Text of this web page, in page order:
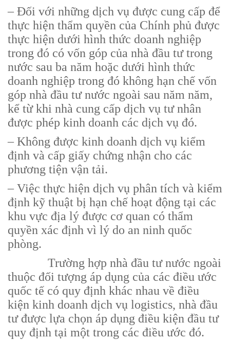
– Đối với những dịch vụ được cung cấp để
thực hiện thẩm quyền của Chính phủ được
thực hiện dưới hình thức doanh nghiệp
trong đó có vốn góp của nhà đầu tư trong
nước sau ba năm hoặc dưới hình thức
doanh nghiệp trong đó không hạn chế vốn
góp nhà đầu tư nước ngoài sau năm năm,
kể từ khi nhà cung cấp dịch vụ tư nhân
được phép kinh doanh các dịch vụ đó.
– Không được kinh doanh dịch vụ kiểm
định và cấp giấy chứng nhận cho các
phương tiện vận tải.
– Việc thực hiện dịch vụ phân tích và kiểm
định kỹ thuật bị hạn chế hoạt động tại các
khu vực địa lý được cơ quan có thẩm
quyền xác định vì lý do an ninh quốc
phòng.
Trường hợp nhà đầu tư nước ngoài
thuộc đối tượng áp dụng của các điều ước
quốc tế có quy định khác nhau về điều
kiện kinh doanh dịch vụ logistics, nhà đầu
tư được lựa chọn áp dụng điều kiện đầu tư
quy định tại một trong các điều ước đó.